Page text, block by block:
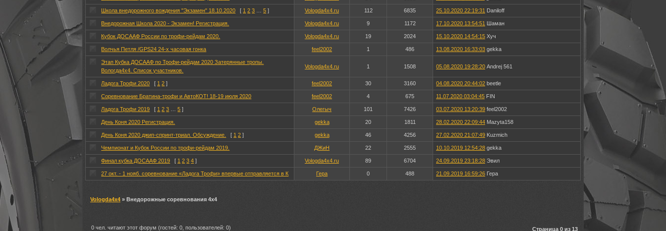
Школа внедорожного вождения "Экзамен" 18.10.2020 [ 1 2 3 …5 ] Vologda4x4.ru 112 6835 25.10.2020 22:19:31 Daniloff
Внедорожная Школа 2020 - Экзамен! Регистрация. Vologda4x4.ru 9 1172 17.10.2020 13:54:51 Шаман
Кубок ДОСААФ России по трофи-рейдам 2020. Vologda4x4.ru 19 2024 15.10.2020 14:54:15 Хуч
Волчья Петля /GPS24 24-х часовая гонка feel2002 1 486 13.08.2020 16:33:03 gekka
Этап Кубка ДОСААФ по Трофи-рейдам 2020 Затерянные тропы.
Вологда4х4. Список участников.
Vologda4x4.ru 1 1508 05.08.2020 19:28:20 Andrej 561
Ладога Трофи 2020 [ 1 2 ] feel2002 30 3160 04.08.2020 20:44:02 beetle
Соревнование Братина-трофи и АвтоКОТ! 18-19 июля 2020 feel2002 4 675 11.07.2020 03:04:45 FIN
Ладога Трофи 2019 [ 1 2 3 …5 ] Олегыч 101 7426 03.07.2020 13:20:39 feel2002
День Коня 2020 Регистрация. gekka 20 1811 28.02.2020 22:09:44 Mazyta158
День Коня 2020 джип-спринт-триал. Обсуждение. [ 1 2 ] gekka 46 4256 27.02.2020 21:07:49 Kuzmich
Чемпионат и Кубок России по трофи-рейдам 2019. ДЖиН 22 2555 10.10.2019 12:54:28 gekka
Финал кубка ДОСААФ 2019 [ 1 2 3 4 ] Vologda4x4.ru 89 6704 24.09.2019 23:18:28 Эвил
27 окт. - 1 нояб. соревнование «Ладога Трофи» впервые отправляется в К Гера 0 488 21.09.2019 16:59:26 Гера
Vologda4x4 » Внедорожные соревнования 4х4
Страница 0 из 13
0 чел. читают этот форум (гостей: 0, пользователей: 0)